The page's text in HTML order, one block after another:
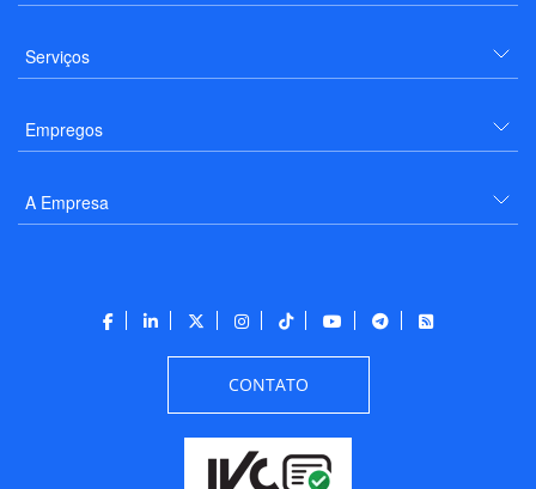
Serviços
Empregos
A Empresa
CONTATO